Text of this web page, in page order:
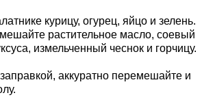
курицу, огурец, яйцо и зелень.
растительное масло, соевый
измельченный чеснок и горчицу.
аккуратно перемешайте и